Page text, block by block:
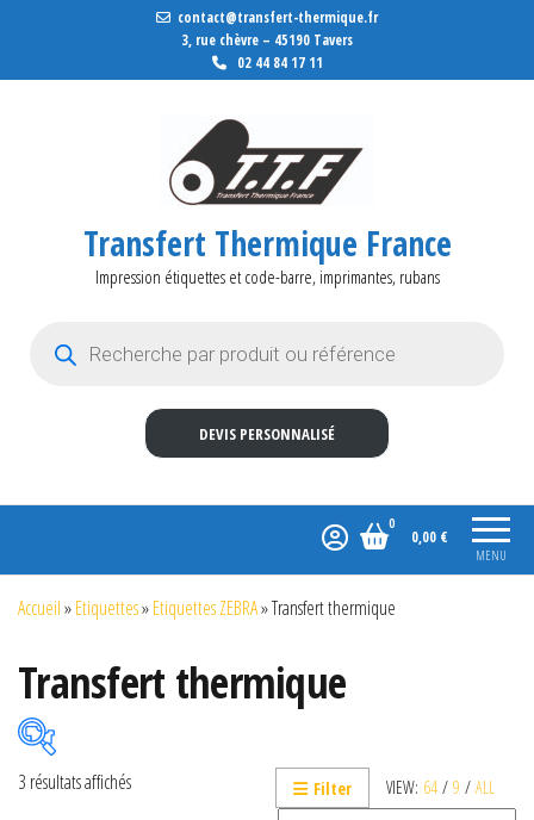
contact@transfert-thermique.fr
3, rue chèvre – 45190 Tavers
02 44 84 17 11
Transfert Thermique France
Impression étiquettes et code-barre, imprimantes, rubans
DEVIS PERSONNALISÉ
MENU
0
0,00 €
Accueil»Etiquettes»Etiquettes ZEBRA»Transfert thermique
Transfert thermique
VIEW: 64 / 9 / ALL
Filter
3 résultats affichés